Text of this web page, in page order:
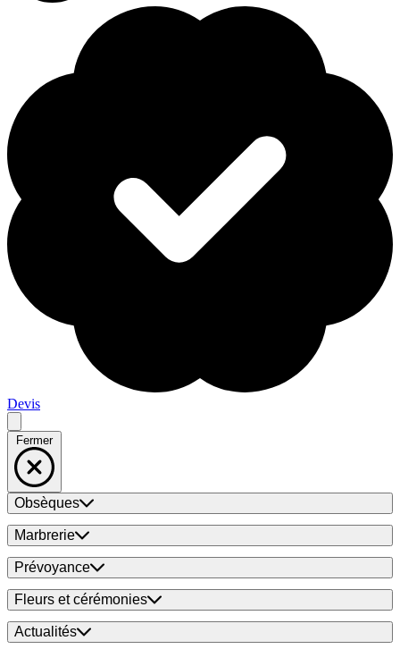
Devis
Fermer
Obsèques
Marbrerie
Prévoyance
Fleurs et cérémonies
Actualités